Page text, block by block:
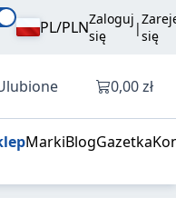
PL/PLNZaloguj
się
|się
Otwórz
0,00 zł
MarkiBlogGazetka